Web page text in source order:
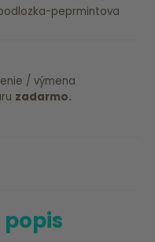
peprmintova
/ výmena
zadarmo.